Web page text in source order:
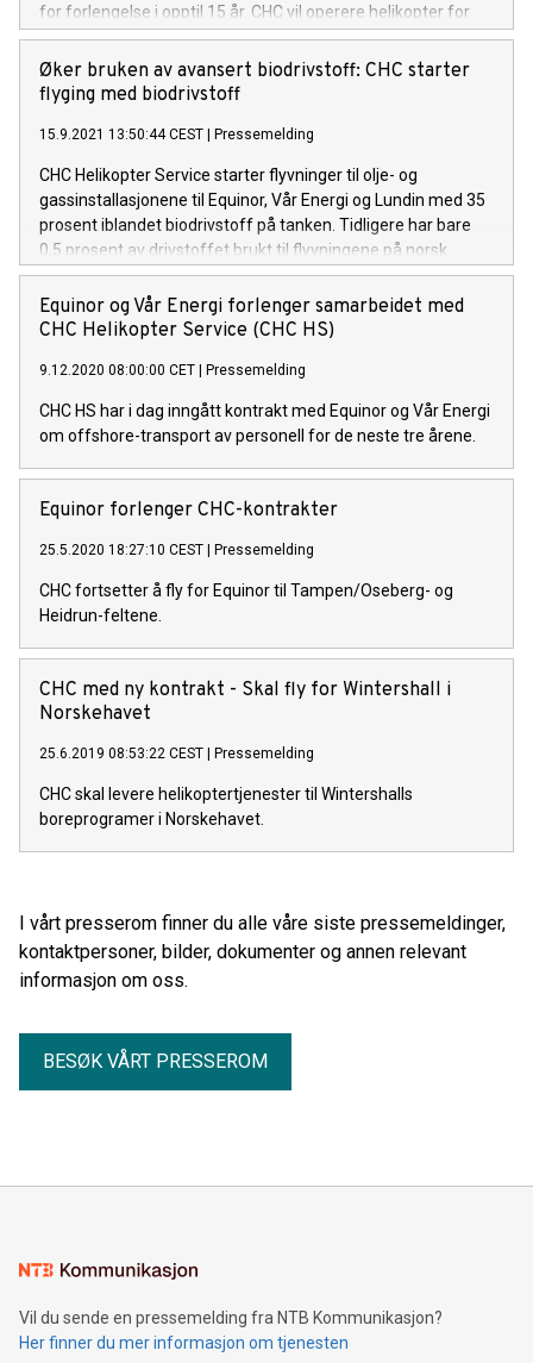
for forlengelse i opptil 15 år. CHC vil operere helikopter for
Aker BP fra sine baser på Sola og Valhall, inkludert tre
Sikorsky S-92 og tre Leonardo AW189.
Øker bruken av avansert biodrivstoff: CHC starter
flyging med biodrivstoff
15.9.2021 13:50:44 CEST Pressemelding
CHC Helikopter Service starter flyvninger til olje- og
gassinstallasjonene til Equinor, Vår Energi og Lundin med 35
prosent iblandet biodrivstoff på tanken. Tidligere har bare
0,5 prosent av drivstoffet brukt til flyvningene på norsk
sokkel vært avansert biodrivstoff.
Equinor og Vår Energi forlenger samarbeidet med
CHC Helikopter Service (CHC HS)
9.12.2020 08:00:00 CET Pressemelding
CHC HS har i dag inngått kontrakt med Equinor og Vår Energi
om offshore-transport av personell for de neste tre årene.
Equinor forlenger CHC-kontrakter
25.5.2020 18:27:10 CEST Pressemelding
CHC fortsetter å fly for Equinor til Tampen/Oseberg- og
Heidrun-feltene.
CHC med ny kontrakt - Skal fly for Wintershall i
Norskehavet
25.6.2019 08:53:22 CEST Pressemelding
CHC skal levere helikoptertjenester til Wintershalls
boreprogramer i Norskehavet.
I vårt presserom finner du alle våre siste pressemeldinger,
kontaktpersoner, bilder, dokumenter og annen relevant
informasjon om oss.
BESØK VÅRT PRESSEROM
Vil du sende en pressemelding fra NTB Kommunikasjon?
Her finner du mer informasjon om tjenesten